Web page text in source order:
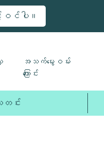
ဝင်ပါ။
အသက်မွေးဝမ်း
ကြောင်း
တင်း